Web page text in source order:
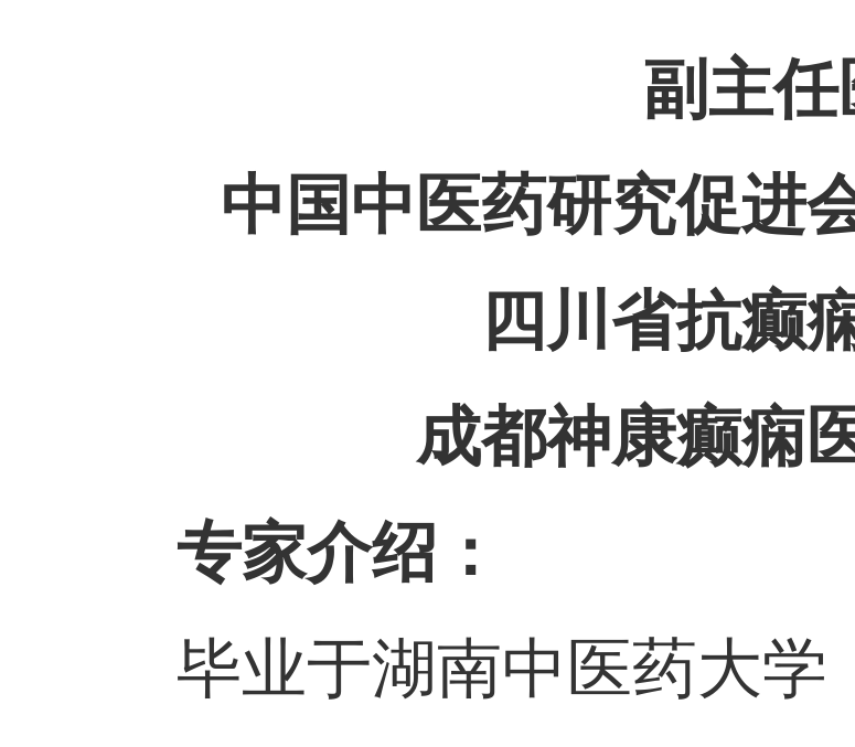
副主
中国中医药研究促进
四川省抗癫
成都神康癫痫
专家介绍：
毕业于湖南中医药大学